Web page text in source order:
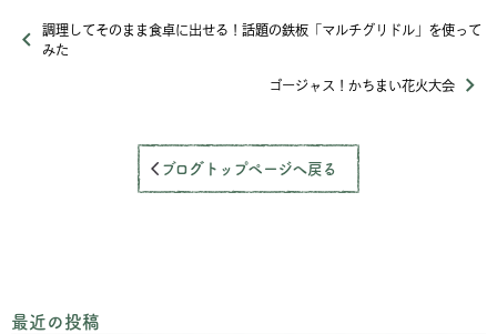
調理してそのまま食卓に出せる！話題の鉄板「マルチグリドル」を使って
みた
ゴージャス！かちまい花火大会
ブログトップページへ戻る
最近の投稿